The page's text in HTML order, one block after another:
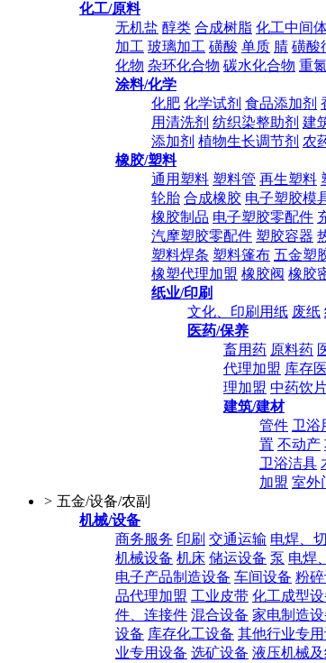
化工/原料
无机盐 醇类 合成树脂 化工中间
加工 玻璃加工 磺酸 单质 腈 磺酸
化物 杂环化合物 碳水化合物 重
涂料/化学
化肥 化学试剂 食品添加剂
用清洗剂 纺织染整助剂 建
添加剂 植物生长调节剂 农
橡胶/塑料
通用塑料 塑料管 再生塑料
轮胎 合成橡胶 电子塑胶模
橡胶制品 电子塑胶零配件
汽摩塑胶零配件 塑胶容器
塑料焊条 塑料篷布 五金塑
橡塑代理加盟 橡胶阀 橡胶
纸业/印刷
文化、印刷用纸 废纸
医药/保养
畜用药 原料药
代理加盟 库存
理加盟 中药饮
建筑/建材
管件 卫浴
置 不动产
卫浴洁具
加盟 室外
> 五金/设备/农副
机械/设备
商务服务 印刷 交通运输 电焊、
机械设备 机床 储运设备 泵 电焊
电子产品制造设备 车间设备 粉
品代理加盟 工业皮带 化工成型设
件、连接件 混合设备 家电制造设
设备 库存化工设备 其他行业专
业专用设备 选矿设备 液压机械